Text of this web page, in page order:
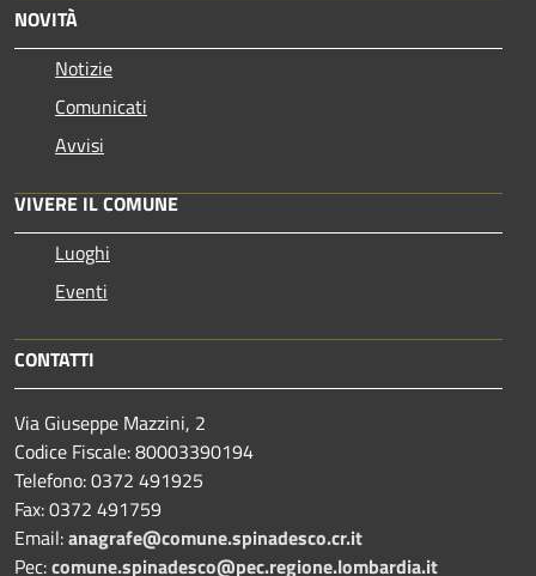
NOVITÀ
Notizie
Comunicati
Avvisi
VIVERE IL COMUNE
Luoghi
Eventi
CONTATTI
Via Giuseppe Mazzini, 2
Codice Fiscale: 80003390194
Telefono:0372 491925
Fax:0372 491759
Email:anagrafe@comune.spinadesco.cr.it
Pec:comune.spinadesco@pec.regione.lombardia.it